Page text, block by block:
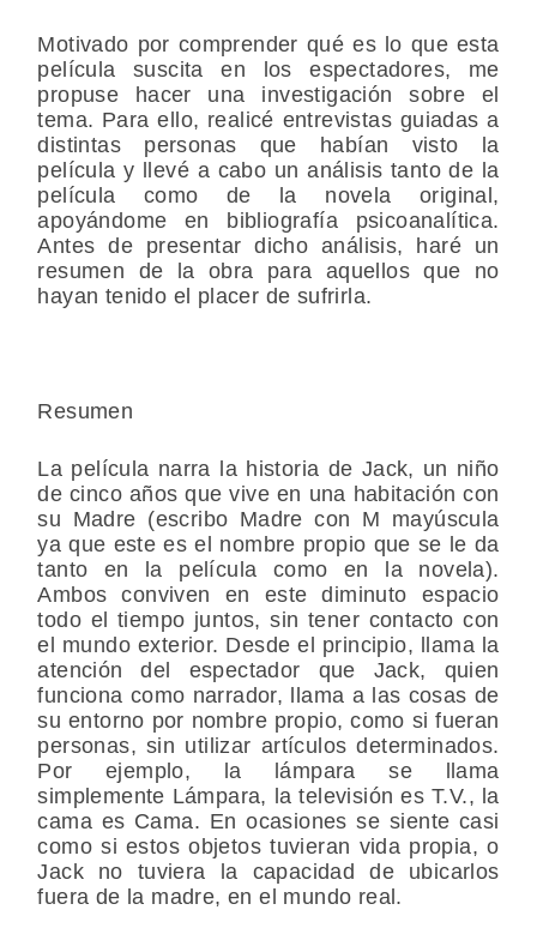
Motivado por comprender qué es lo que esta
película suscita en los espectadores, me
propuse hacer una investigación sobre el
tema. Para ello, realicé entrevistas guiadas a
distintas personas que habían visto la
película y llevé a cabo un análisis tanto de la
película como de la novela original,
apoyándome en bibliografía psicoanalítica.
Antes de presentar dicho análisis, haré un
resumen de la obra para aquellos que no
hayan tenido el placer de sufrirla.
Resumen
La película narra la historia de Jack, un niño
de cinco años que vive en una habitación con
su Madre (escribo Madre con M mayúscula
ya que este es el nombre propio que se le da
tanto en la película como en la novela).
Ambos conviven en este diminuto espacio
todo el tiempo juntos, sin tener contacto con
el mundo exterior. Desde el principio, llama la
atención del espectador que Jack, quien
funciona como narrador, llama a las cosas de
su entorno por nombre propio, como si fueran
personas, sin utilizar artículos determinados.
Por ejemplo, la lámpara se llama
simplemente Lámpara, la televisión es T.V., la
cama es Cama. En ocasiones se siente casi
como si estos objetos tuvieran vida propia, o
Jack no tuviera la capacidad de ubicarlos
fuera de la madre, en el mundo real.